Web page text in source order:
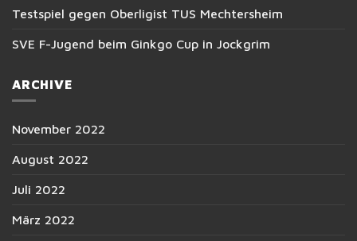
Testspiel gegen Oberligist TUS Mechtersheim
SVE F-Jugend beim Ginkgo Cup in Jockgrim
ARCHIVE
November 2022
August 2022
Juli 2022
März 2022